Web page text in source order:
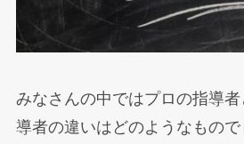
みなさんの中ではプロの指導
導者の違いはどのようなもので